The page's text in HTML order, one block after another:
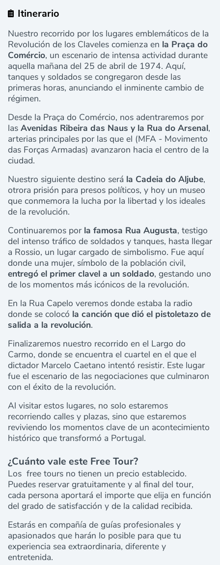
Itinerario
Nuestro recorrido por los lugares emblemáticos de la
Revolución de los Claveles comienza en la Praça do
Comércio, un escenario de intensa actividad durante
aquella mañana del 25 de abril de 1974. Aquí,
tanques y soldados se congregaron desde las
primeras horas, anunciando el inminente cambio de
régimen.
Desde la Praça do Comércio, nos adentraremos por
las Avenidas Ribeira das Naus y la Rua do Arsenal,
arterias principales por las que el (MFA - Movimento
das Forças Armadas) avanzaron hacia el centro de la
ciudad.
Nuestro siguiente destino será la Cadeia do Aljube,
otrora prisión para presos políticos, y hoy un museo
que conmemora la lucha por la libertad y los ideales
de la revolución.
Continuaremos por la famosa Rua Augusta, testigo
del intenso tráfico de soldados y tanques, hasta llegar
a Rossio, un lugar cargado de simbolismo. Fue aquí
donde una mujer, símbolo de la población civil,
entregó el primer clavel a un soldado, gestando uno
de los momentos más icónicos de la revolución.
En la Rua Capelo veremos donde estaba la radio
donde se colocó la canción que dió el pistoletazo de
salida a la revolución.
Finalizaremos nuestro recorrido en el Largo do
Carmo, donde se encuentra el cuartel en el que el
dictador Marcelo Caetano intentó resistir. Este lugar
fue el escenario de las negociaciones que culminaron
con el éxito de la revolución.
Al visitar estos lugares, no solo estaremos
recorriendo calles y plazas, sino que estaremos
reviviendo los momentos clave de un acontecimiento
histórico que transformó a Portugal.
¿Cuánto vale este Free Tour?
Los free tours no tienen un precio establecido.
Puedes reservar gratuitamente y al final del tour,
cada persona aportará el importe que elija en función
del grado de satisfacción y de la calidad recibida.
Estarás en compañía de guías profesionales y
apasionados que harán lo posible para que tu
experiencia sea extraordinaria, diferente y
entretenida.